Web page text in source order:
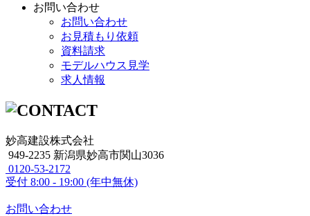
お問い合わせ
お問い合わせ
お見積もり依頼
資料請求
モデルハウス見学
求人情報
妙高建設株式会社
949-2235 新潟県妙高市関山3036
0120-53-2172
受付 8:00 - 19:00 (年中無休)
お問い合わせ